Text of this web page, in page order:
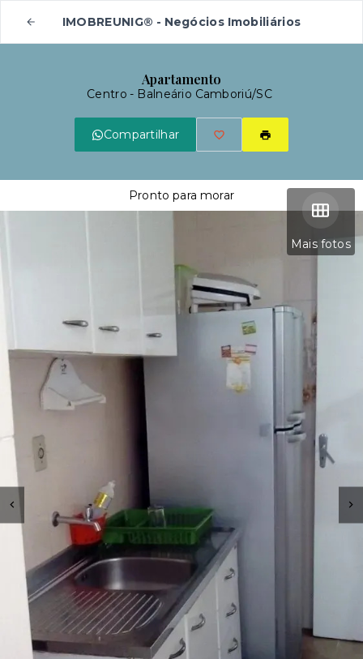
IMOBREUNIG® - Negócios Imobiliários
Apartamento
Centro - Balneário Camboriú/SC
Compartilhar
Mais fotos
Pronto para morar